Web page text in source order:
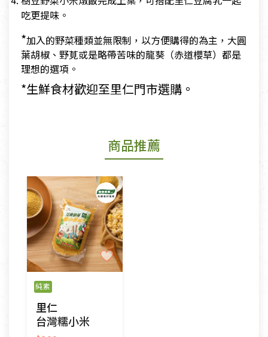
吃更提味。
*加入的野菜種類並無限制，以方便購得的為主，大圓
葉胡椒、野莧或是略帶苦味的龍葵（赤道櫻草）都是
理想的選項。
*生鮮食材歡迎至里仁門市選購。
商品推薦
純素
里仁
台灣糯小米